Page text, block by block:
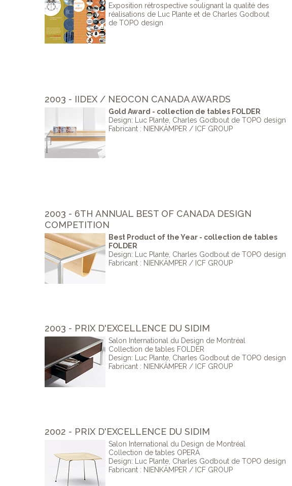
Exposition rétrospective soulignant la qualité des
réalisations de Luc Plante et de Charles Godbout
de TOPO design
2003 - IIDEX / NEOCON CANADA AWARDS
Gold Award - collection de tables FOLDER
Design: Luc Plante, Charles Godbout de TOPO design
Fabricant : NIENKÄMPER / ICF GROUP
2003 - 6TH ANNUAL BEST OF CANADA DESIGN
COMPETITION
Best Product of the Year - collection de tables
FOLDER
Design: Luc Plante, Charles Godbout de TOPO design
Fabricant : NIENKÄMPER / ICF GROUP
2003 - PRIX D'EXCELLENCE DU SIDIM
Salon International du Design de Montréal
Collection de tables FOLDER
Design: Luc Plante, Charles Godbout de TOPO design
Fabricant : NIENKÄMPER / ICF GROUP
2002 - PRIX D'EXCELLENCE DU SIDIM
Salon International du Design de Montréal
Collection de tables OPERA
Design: Luc Plante, Charles Godbout de TOPO design
Fabricant : NIENKÄMPER / ICF GROUP